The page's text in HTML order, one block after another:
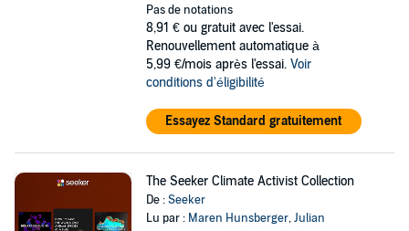
Pas de notations
8,91 € ou gratuit avec l'essai.
Renouvellement automatique à
5,99 €/mois après l'essai. Voir
conditions d'éligibilité
Essayez Standard gratuitement
The Seeker Climate Activist Collection
De :Seeker
Lu par : Maren Hunsberger,Julian